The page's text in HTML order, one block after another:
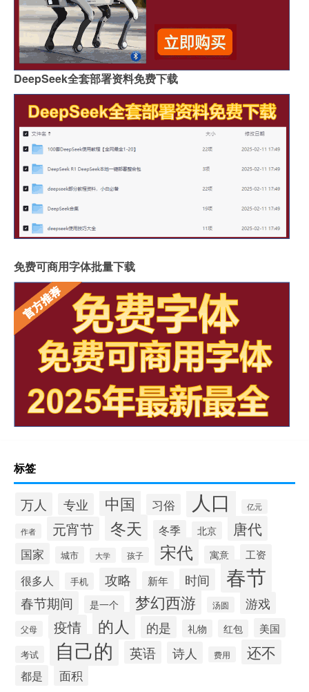
DeepSeek全套部署资料免费下载
免费可商用字体批量下载
标签
万人 专业 中国 习俗 人口 亿元
作者 元宵节 冬天 冬季 北京 唐代
国家 城市 大学 孩子 宋代 寓意 工资
很多人 手机 攻略 新年 时间 春节
春节期间 是一个 梦幻西游 汤圆 游戏
父母 疫情 的人 的是 礼物 红包 美国
考试 自己的 英语 诗人 费用 还不
都是 面积